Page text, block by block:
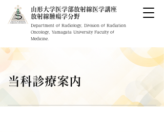
山形大学医学部放射線医学講座
​放射線腫瘍学分野
Department of Radiology, Division of Radiation
Oncology, Yamagata University Faculty of
Medicine.
当科診療案内